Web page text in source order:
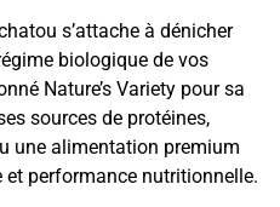
s’attache à dénicher
biologique de vos
Nature’s Variety pour sa
sources de protéines,
une alimentation premium
performance nutritionnelle.